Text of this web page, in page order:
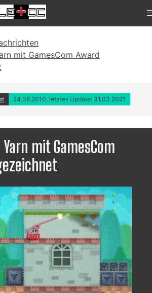
mit GamesCom Award
24.08.2010, letztes Update: 31.03.2021
Yarn mit GamesCom